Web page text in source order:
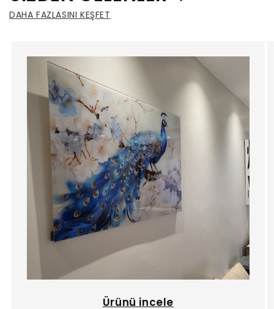
DAHA FAZLASINI KEŞFET
Ürünü incele